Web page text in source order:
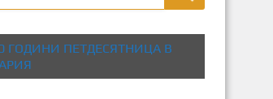
ГОДИНИ ПЕТДЕСЯТНИЦА В